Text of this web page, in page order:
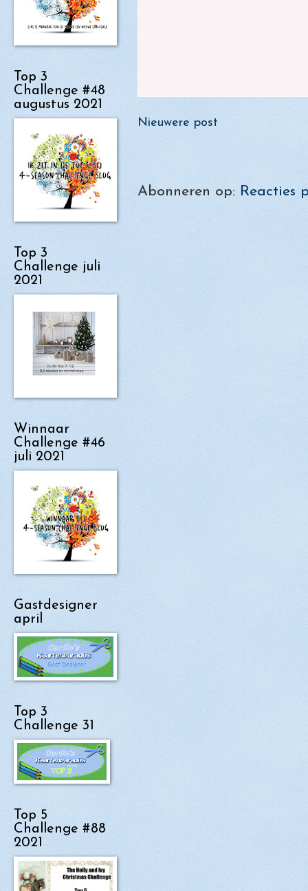
Nieuwere post
Abonneren op: Reacties
Top 3
Challenge #48
augustus 2021
Top 3
Challenge juli
2021
Winnaar
Challenge #46
juli 2021
Gastdesigner
april
Top 3
Challenge 31
Top 5
Challenge #88
2021